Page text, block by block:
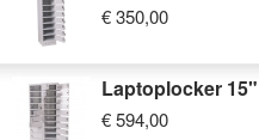
€ 350,00
Laptoplocker 15"
€ 594,00